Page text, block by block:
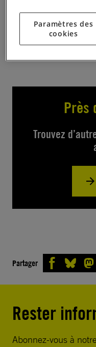
divers dans un
place à 18h
Près
Trouvez
Partager
Rester
Abonnez-vous à
Paramètres des
cookies